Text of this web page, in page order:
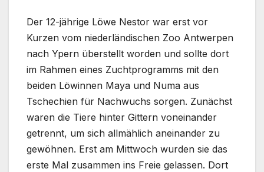
Der 12-jährige Löwe Nestor war erst vor
Kurzen vom niederländischen Zoo Antwerpen
nach Ypern überstellt worden und sollte dort
im Rahmen eines Zuchtprogramms mit den
beiden Löwinnen Maya und Numa aus
Tschechien für Nachwuchs sorgen. Zunächst
waren die Tiere hinter Gittern voneinander
getrennt, um sich allmählich aneinander zu
gewöhnen. Erst am Mittwoch wurden sie das
erste Mal zusammen ins Freie gelassen. Dort